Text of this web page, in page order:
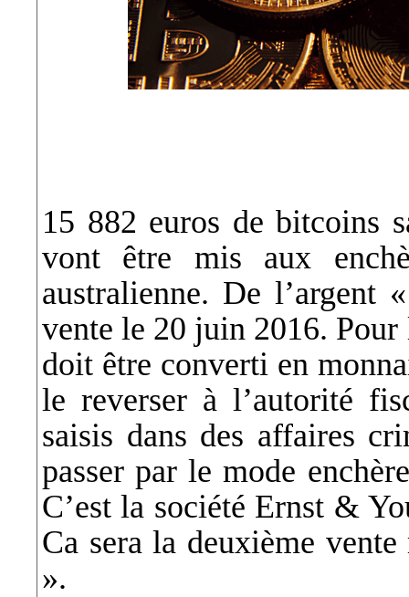
15 882 euros de bitcoins
vont être mis aux
australienne. De l’argent
vente le 20 juin 2016.
doit être converti en
le reverser à l’autorité
saisis dans des affaires
passer par le mode
C’est la société Ernst &
Ca sera la deuxième
».